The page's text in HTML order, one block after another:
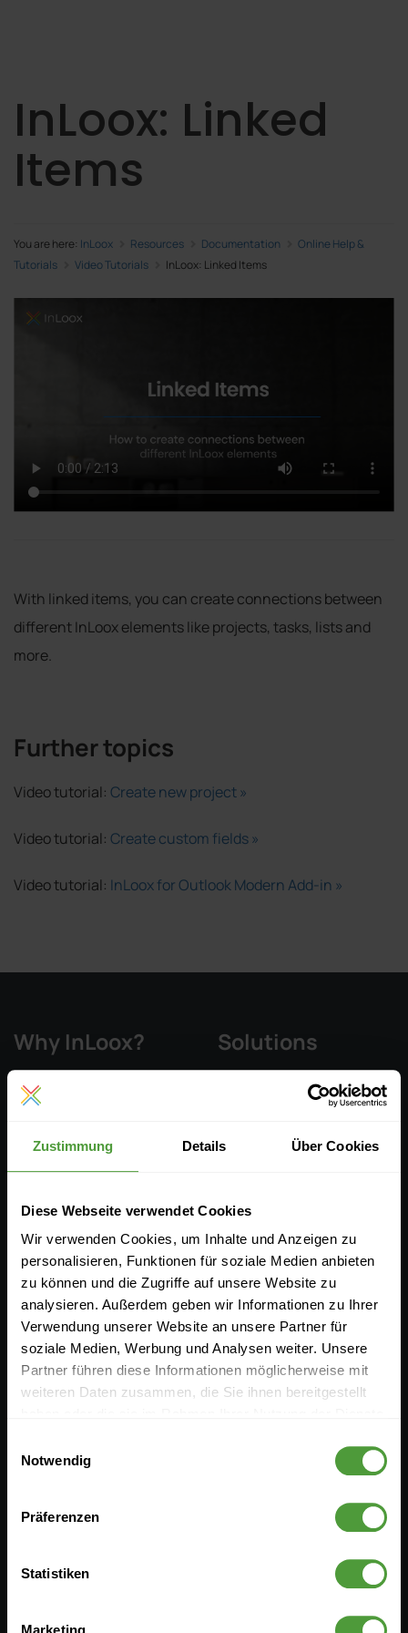
Zustimmung Details Über Cookies
Diese Webseite verwendet Cookies
Wir verwenden Cookies, um Inhalte und Anzeigen zu
personalisieren, Funktionen für soziale Medien anbieten
zu können und die Zugriffe auf unsere Website zu
analysieren. Außerdem geben wir Informationen zu Ihrer
Verwendung unserer Website an unsere Partner für
soziale Medien, Werbung und Analysen weiter. Unsere
Partner führen diese Informationen möglicherweise mit
weiteren Daten zusammen, die Sie ihnen bereitgestellt
Notwendig
Präferenzen
Statistiken
Marketing
InLoox: Linked
Items
You are here: InLoox Resources Documentation
Online Help &
Tutorials
Video Tutorials InLoox: Linked Items
With linked items, you can create connections between
different InLoox elements like projects, tasks, lists and
more.
Further topics
Video tutorial: Create new project »
Video tutorial: Create custom fields »
Video tutorial: InLoox for Outlook Modern Add-in »
Why InLoox? Solutions
Key Features
Pricing & Editions
Resources
Documentation
Events
Download
InLoox ROI Calculator
Project Management
Company
InLoox Media Center
Career
Contact
Partners
Latest in InLoox Blog
management without turning into a Borg Collective